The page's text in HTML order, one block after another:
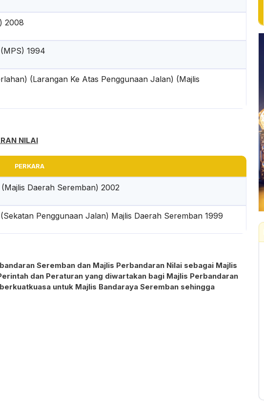
2008
1994
(Larangan Ke Atas Penggunaan Jalan) (Majlis
NILAI
PERKARA
Daerah Seremban) 2002
Penggunaan Jalan) Majlis Daerah Seremban 1999
Seremban dan Majlis Perbandaran Nilai sebagai Majlis
dan Peraturan yang diwartakan bagi Majlis Perbandaran
untuk Majlis Bandaraya Seremban sehingga